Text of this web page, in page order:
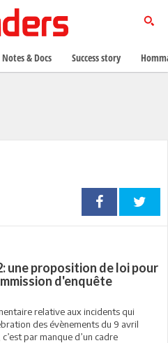
une proposition de loi pour
d'enquête
relative aux incidents qui
des évènements du 9 avril
par manque d’un cadre
Notes & Docs Success story